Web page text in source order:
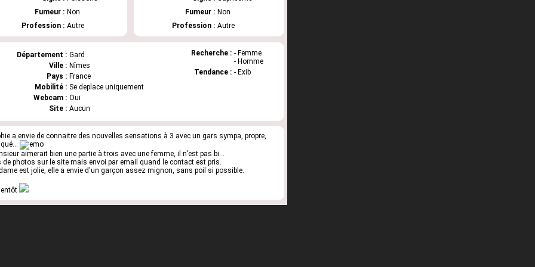
Fumeur : Non
Profession : Autre
Fumeur : Non
Profession : Autre
Département : Gard
Ville : Nîmes
Pays : France
Mobilité : Se deplace uniquement
Webcam : Oui
Site : Aucun
Recherche : - Femme
- Homme
Tendance : - Exib
a envie de connaitre des nouvelles sensations à 3 avec un gars sympa, propre,
aimerait bien une partie à trois avec une femme, il n'est pas bi...
de photos sur le site mais envoi par email quand le contact est pris.
est jolie, elle a envie d'un garçon assez mignon, sans poil si possible.